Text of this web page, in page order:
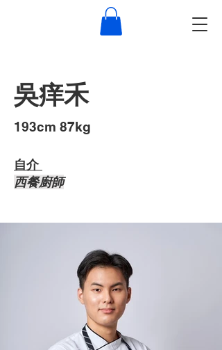
吳痒禾
193cm 87kg
自介 ​
西餐廚師